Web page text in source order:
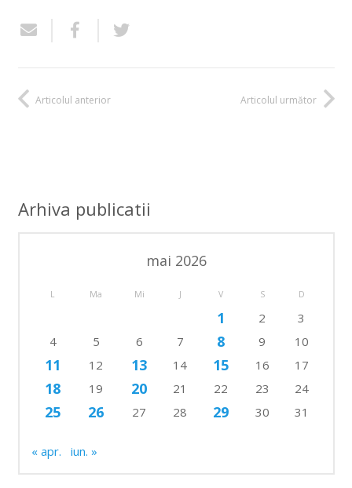
Articolul anterior Articolul următor
Arhiva publicatii
mai 2026
L Ma Mi J V S D
1 2
3
4
5 6 7 8 9 10
11 12 13 14 15 16 17
18 19 20 21 22 23 24
25 26 27 28 29 30 31
« apr. iun. »